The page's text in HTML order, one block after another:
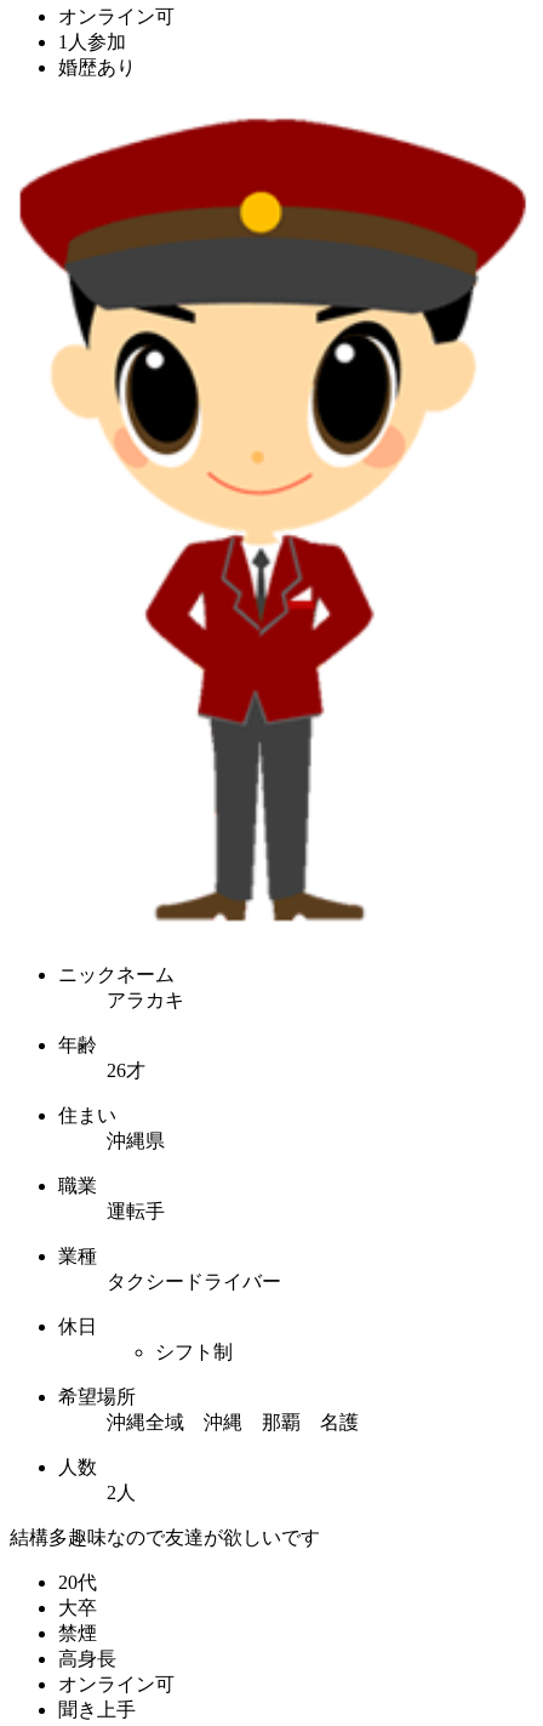
オンライン可
1人参加
婚歴あり
ニックネーム
アラカキ
年齢
26才
住まい
沖縄県
職業
運転手
業種
タクシードライバー
休日
シフト制
希望場所
沖縄全域 沖縄 那覇 名護
人数
2人
結構多趣味なので友達が欲しいです
20代
大卒
禁煙
高身長
オンライン可
聞き上手